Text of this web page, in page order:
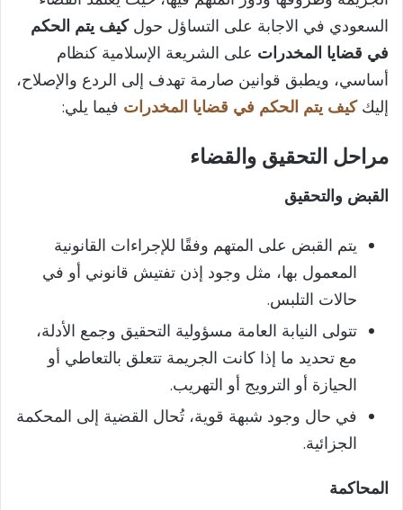
السعودي في الاجابة على التساؤل حولكيف يتم الحكم
في قضايا المخدرات على الشريعة الإسلامية كنظام
أساسي، ويطبق قوانين صارمة تهدف إلى الردع والإصلاح،
إليك كيف يتم الحكم في قضايا المخدرات فيما يلي:
مراحل التحقيق والقضاء
القبض والتحقيق
يتم القبض على المتهم وفقًا للإجراءات القانونية
المعمول بها، مثل وجود إذن تفتيش قانوني أو في
حالات التلبس.
تتولى النيابة العامة مسؤولية التحقيق وجمع الأدلة،
مع تحديد ما إذا كانت الجريمة تتعلق بالتعاطي أو
الحيازة أو الترويج أو التهريب.
في حال وجود شبهة قوية، تُحال القضية إلى المحكمة
الجزائية.
المحاكمة